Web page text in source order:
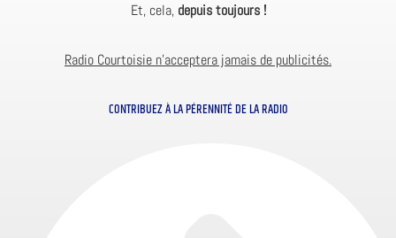
Et, cela, depuis toujours !
Radio Courtoisie n’acceptera jamais de publicités.
CONTRIBUEZ À LA PÉRENNITÉ DE LA RADIO